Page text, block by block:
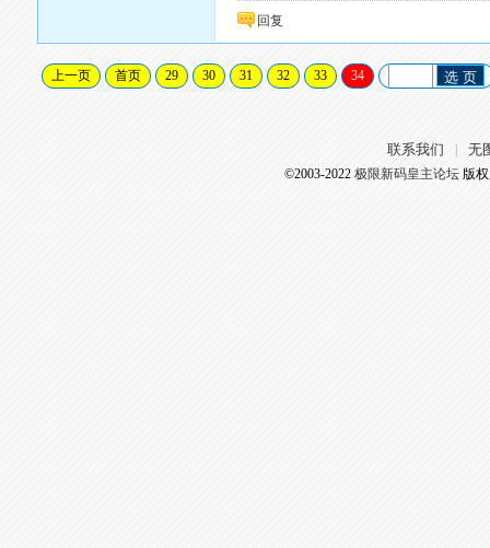
回复
上一页 首页 29 30 31 32 33 34 选 页
联系我们 无
©2003-2022 极限新码皇主论坛版权